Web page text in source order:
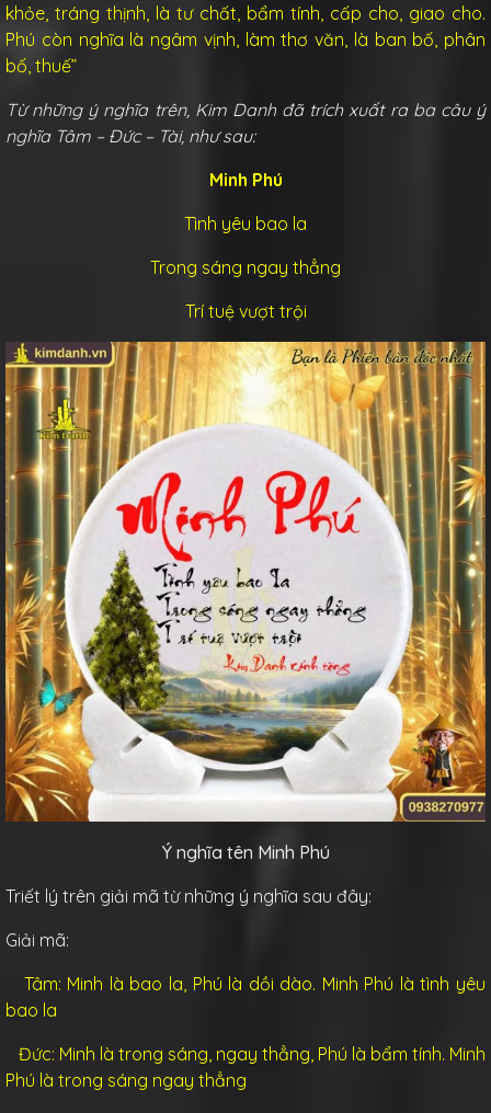
khỏe, tráng thịnh , là tư chất, bẩm tính, cấp cho, giao cho.
Phú còn nghĩa là ngâm vịnh, làm thơ văn, là ban bố, phân
bố , thuế”
Từ những ý nghĩa trên, Kim Danh đã trích xuất ra ba câu ý
nghĩa Tâm – Đức – Tài, như sau:
Minh Phú
Tình yêu bao la
Trong sáng ngay thẳng
Trí tuệ vượt trội
Ý nghĩa tên Minh Phú
Triết lý trên giải mã từ những ý nghĩa sau đây:
Giải mã:
Tâm: Minh là bao la, Phú là dồi dào. Minh Phú là tình yêu
bao la
Đức: Minh là trong sáng, ngay thẳng, Phú là bẩm tính. Minh
Phú là trong sáng ngay thẳng